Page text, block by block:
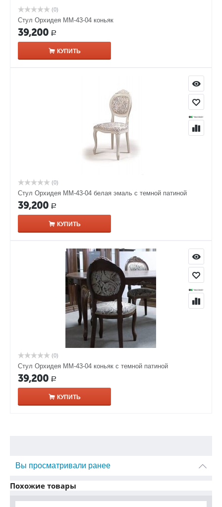
(0)
Стул Орхидея ММ-43-04 коньяк
39,200 Р
КУПИТЬ
(0)
Стул Орхидея ММ-43-04 белая эмаль с темной патиной
39,200 Р
КУПИТЬ
(0)
Стул Орхидея ММ-43-04 коньяк с темной патиной
39,200 Р
КУПИТЬ
Вы просматривали ранее
Похожие товары